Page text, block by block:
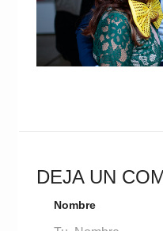
DEJA UN
Nombre